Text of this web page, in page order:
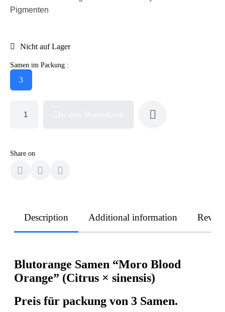
Pigmenten
Nicht auf Lager
Samen im Packung :
3
Share on
Description Additional information
Blutorange Samen “Moro Blood
Orange” (Citrus × sinensis)
Preis für packung von 3 Samen.